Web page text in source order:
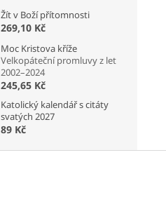
Žít v Boží přítomnosti
269,10 Kč
Moc Kristova kříže
Velkopáteční promluvy z let
2002–2024
245,65 Kč
Katolický kalendář s citáty
svatých 2027
89 Kč